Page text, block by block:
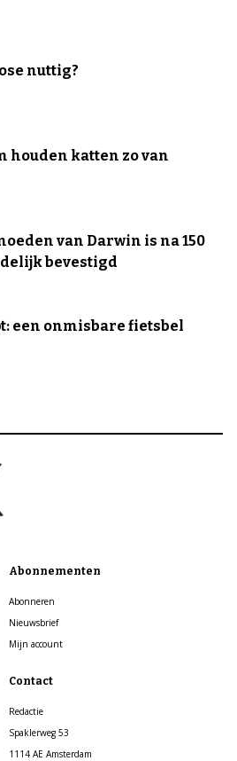
nuttig?
houden katten zo van
van Darwin is na 150
bevestigd
een onmisbare fietsbel
Abonnementen
Abonneren
Nieuwsbrief
Mijn account
Contact
Redactie
Spaklerweg 53
1114 AE Amsterdam